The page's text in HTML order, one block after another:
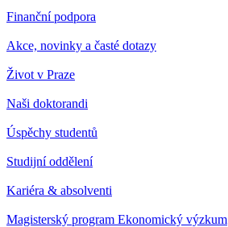
Finanční podpora
Akce, novinky a časté dotazy
Život v Praze
Naši doktorandi
Úspěchy studentů
Studijní oddělení
Kariéra & absolventi
Magisterský program Ekonomický výzkum